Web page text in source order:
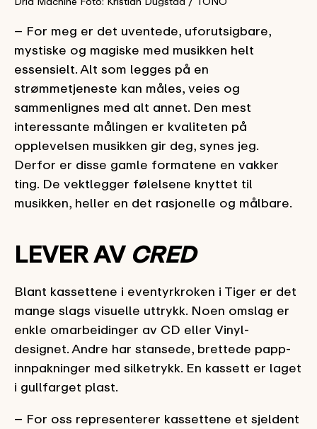
– For meg er det uventede, uforutsigbare,
mystiske og magiske med musikken helt
essensielt. Alt som legges på en
strømmetjeneste kan måles, veies og
sammenlignes med alt annet. Den mest
interessante målingen er kvaliteten på
opplevelsen musikken gir deg, synes jeg.
Derfor er disse gamle formatene en vakker
ting. De vektlegger følelsene knyttet til
musikken, heller en det rasjonelle og målbare.
LEVER AV CRED
Blant kassettene i eventyrkroken i Tiger er det
mange slags visuelle uttrykk. Noen omslag er
enkle omarbeidinger av CD eller Vinyl-
designet. Andre har stansede, brettede papp-
innpakninger med silketrykk. En kassett er laget
i gullfarget plast.
– For oss representerer kassettene et sjeldent